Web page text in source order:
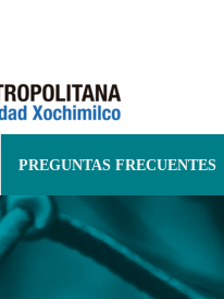
PREGUNTAS FRECUENTES